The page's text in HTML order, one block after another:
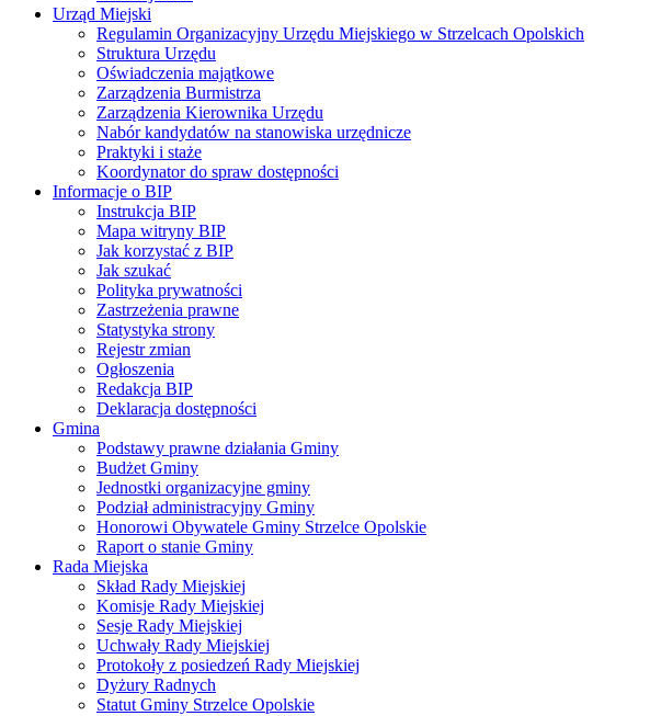
Urząd Miejski
Regulamin Organizacyjny Urzędu Miejskiego w Strzelcach Opolskich
Struktura Urzędu
Oświadczenia majątkowe
Zarządzenia Burmistrza
Zarządzenia Kierownika Urzędu
Nabór kandydatów na stanowiska urzędnicze
Praktyki i staże
Koordynator do spraw dostępności
Informacje o BIP
Instrukcja BIP
Mapa witryny BIP
Jak korzystać z BIP
Jak szukać
Polityka prywatności
Zastrzeżenia prawne
Statystyka strony
Rejestr zmian
Ogłoszenia
Redakcja BIP
Deklaracja dostępności
Gmina
Podstawy prawne działania Gminy
Budżet Gminy
Jednostki organizacyjne gminy
Podział administracyjny Gminy
Honorowi Obywatele Gminy Strzelce Opolskie
Raport o stanie Gminy
Rada Miejska
Skład Rady Miejskiej
Komisje Rady Miejskiej
Sesje Rady Miejskiej
Uchwały Rady Miejskiej
Protokoły z posiedzeń Rady Miejskiej
Dyżury Radnych
Statut Gminy Strzelce Opolskie